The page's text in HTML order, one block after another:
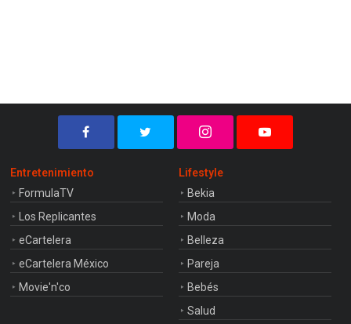
Entretenimiento
FormulaTV
Los Replicantes
eCartelera
eCartelera México
Movie'n'co
Lifestyle
Bekia
Moda
Belleza
Pareja
Bebés
Salud